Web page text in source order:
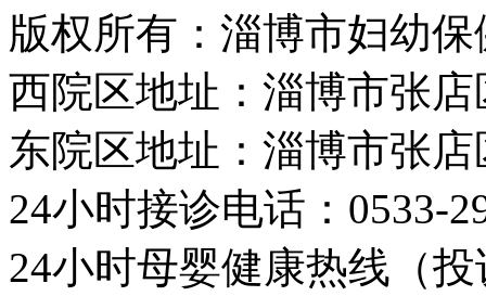
版权所有：淄博市妇幼
西院区地址：淄博市张
东院区地址：淄博市张
24小时接诊电话：0533-
24小时母婴健康热线（